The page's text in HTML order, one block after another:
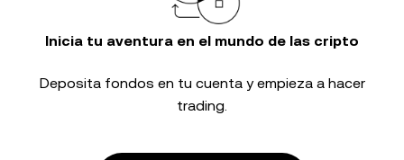
Inicia tu aventura en el mundo de las cripto
Deposita fondos en tu cuenta y empieza a hacer
trading.